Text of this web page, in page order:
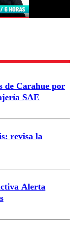
comentario
de Carahue por
SAE
revisa la
Alerta